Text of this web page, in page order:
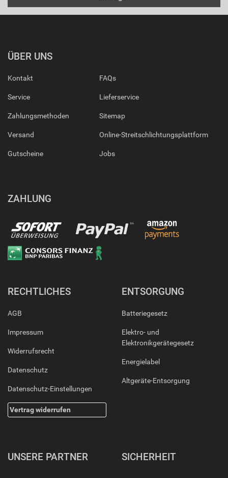
ÜBER UNS
Kontakt
Service
Zahlungsmethoden
Versand
Gutscheine
FAQs
Lieferservice
Sitemap
Online-Streitschlichtungsplattform
Jobs
ZAHLUNG
RECHTLICHES
AGB
Impressum
Widerrufsrecht
Datenschutz
Datenschutz-Einstellungen
Vertrag widerrufen
ENTSORGUNG
Batteriegesetz
Elektro- und
Elektronikgerätegesetz
Energielabel
Altgeräte-Entsorgung
UNSERE PARTNER SICHERHEIT